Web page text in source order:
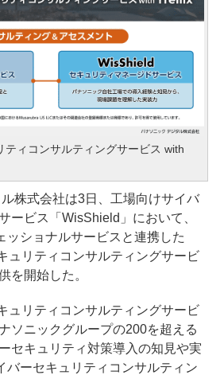
ティコンサルティングサービス with
株式会社は3日、工場向けサイバ
ービス「WisShield」において、
ッショナルサービスと連携した
ュリティコンサルティングサービ
を開始した。
リティコンサルティングサービ
ソニックグループの200を超える
セキュリティ対策導入の知見や実
バーセキュリティコンサルティン